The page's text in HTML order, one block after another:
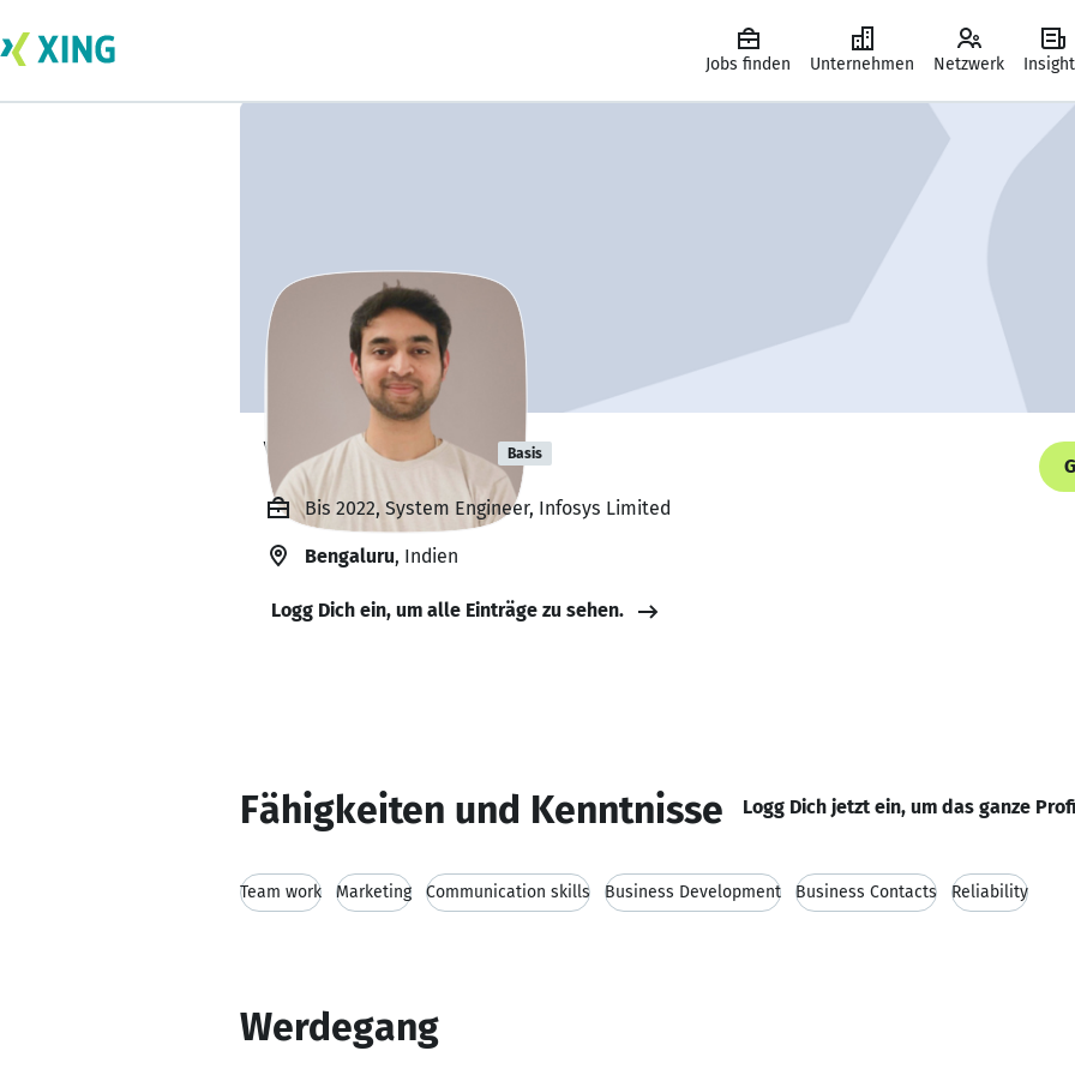
Jobs finden Unternehmen Netzwerk
Vishal Banakar Basis
Bis 2022, System Engineer, Infosys Limited
Bengaluru, Indien
Logg Dich ein, um alle Einträge zu sehen.
Fähigkeiten und Kenntnisse Logg Dich jetzt ein, um das ganze
Team work Marketing Communication skills Business Development Business Contacts Reliability
Werdegang